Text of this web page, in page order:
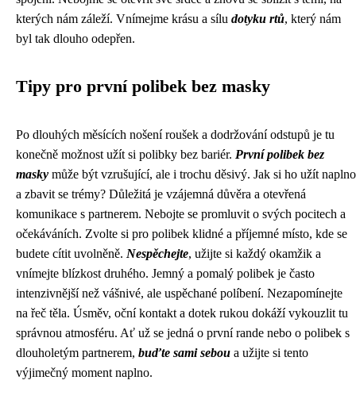
kterých nám záleží. Vnímejme krásu a sílu dotyku rtů, který nám
byl tak dlouho odepřen.
Tipy pro první polibek bez masky
Po dlouhých měsících nošení roušek a dodržování odstupů je tu
konečně možnost užít si polibky bez bariér. První polibek bez
masky může být vzrušující, ale i trochu děsivý. Jak si ho užít naplno
a zbavit se trémy? Důležitá je vzájemná důvěra a otevřená
komunikace s partnerem. Nebojte se promluvit o svých pocitech a
očekáváních. Zvolte si pro polibek klidné a příjemné místo, kde se
budete cítit uvolněně. Nespěchejte, užijte si každý okamžik a
vnímejte blízkost druhého. Jemný a pomalý polibek je často
intenzivnější než vášnivé, ale uspěchané políbení. Nezapomínejte
na řeč těla. Úsměv, oční kontakt a dotek rukou dokáží vykouzlit tu
správnou atmosféru. Ať už se jedná o první rande nebo o polibek s
dlouholetým partnerem, buďte sami sebou a užijte si tento
výjimečný moment naplno.